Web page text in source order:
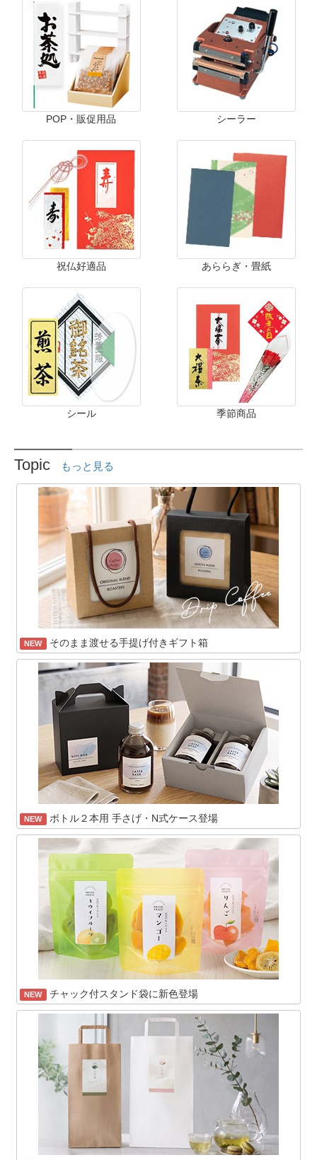
POP・販促用品 シーラー
祝仏好適品 あららぎ・畳紙
シール 季節商品
Topic もっと見る
NEW そのまま渡せる手提げ付きギフト箱
NEW ボトル２本用 手さげ・N式ケース登場
NEW チャック付スタンド袋に新色登場